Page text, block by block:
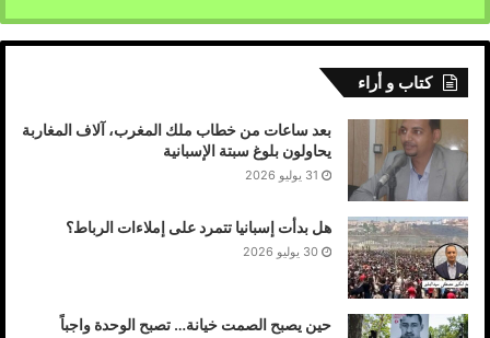
كتاب و أراء
بعد ساعات من خطاب ملك المغرب، آلاف المغاربة
يحاولون بلوغ سبتة الإسبانية
31 يوليو 2026
هل بدأت إسبانيا تتمرد على إملاءات الرباط؟
30 يوليو 2026
حين يصبح الصمت خيانة… تصبح الوحدة واجباً